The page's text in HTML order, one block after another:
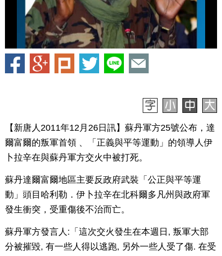
【新唐人2011年12月26日訊】蘇丹軍方25號公布，達
爾富爾的叛軍首領 、「正義與平等運動」的領導人伊
卜拉辛在與蘇丹軍方交火中被打死。
蘇丹達爾富爾地區主要反政府武裝「公正與平等運
動」頭目哈利勒．伊卜拉辛在北科爾多凡州與政府軍
發生衝突，受重傷後不治而亡。
蘇丹軍方發言人:「這次交火發生在本週日, 叛軍大部
分被摧毀, 有一些人得以逃跑, 另外一些人受了傷. 在受